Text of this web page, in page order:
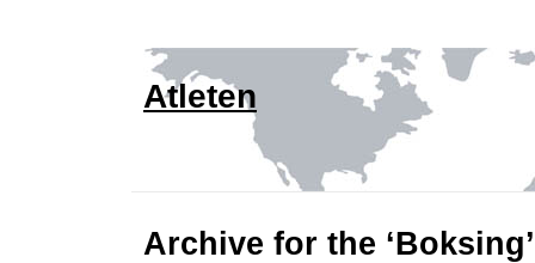
Atleten
Archive for the